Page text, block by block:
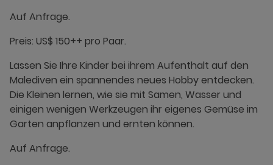
Auf Anfrage.
Preis: US$ 150++ pro Paar.
Lassen Sie Ihre Kinder bei ihrem Aufenthalt auf den
Malediven ein spannendes neues Hobby entdecken.
Die Kleinen lernen, wie sie mit Samen, Wasser und
einigen wenigen Werkzeugen ihr eigenes Gemüse im
Garten anpflanzen und ernten können.
Auf Anfrage.